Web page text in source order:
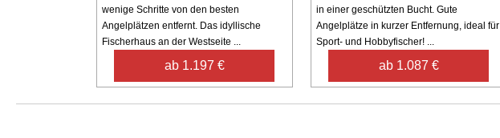
wenige Schritte von den besten
Angelplätzen entfernt. Das idyllische
Fischerhaus an der Westseite ...
ab 1.197 €
in einer geschützten Bucht. Gute
Angelplätze in kurzer Entfernung, ideal für
Sport- und Hobbyfischer! ...
ab 1.087 €